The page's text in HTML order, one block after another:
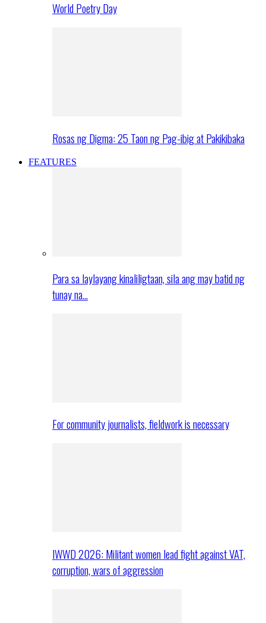
World Poetry Day
Rosas ng Digma: 25 Taon ng Pag-ibig at Pakikibaka
FEATURES
Para sa laylayang kinaliligtaan, sila ang may batid ng
tunay na…
For community journalists, fieldwork is necessary
IWWD 2026: Militant women lead fight against VAT,
corruption, wars of aggression